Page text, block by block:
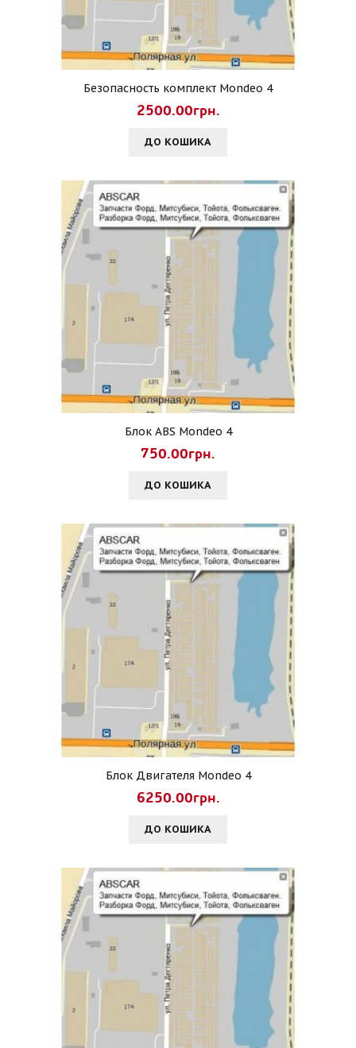
Безопасность комплект Mondeo 4
2500.00грн.
ДО КОШИКА
Блок ABS Mondeo 4
750.00грн.
ДО КОШИКА
Блок Двигателя Mondeo 4
6250.00грн.
ДО КОШИКА